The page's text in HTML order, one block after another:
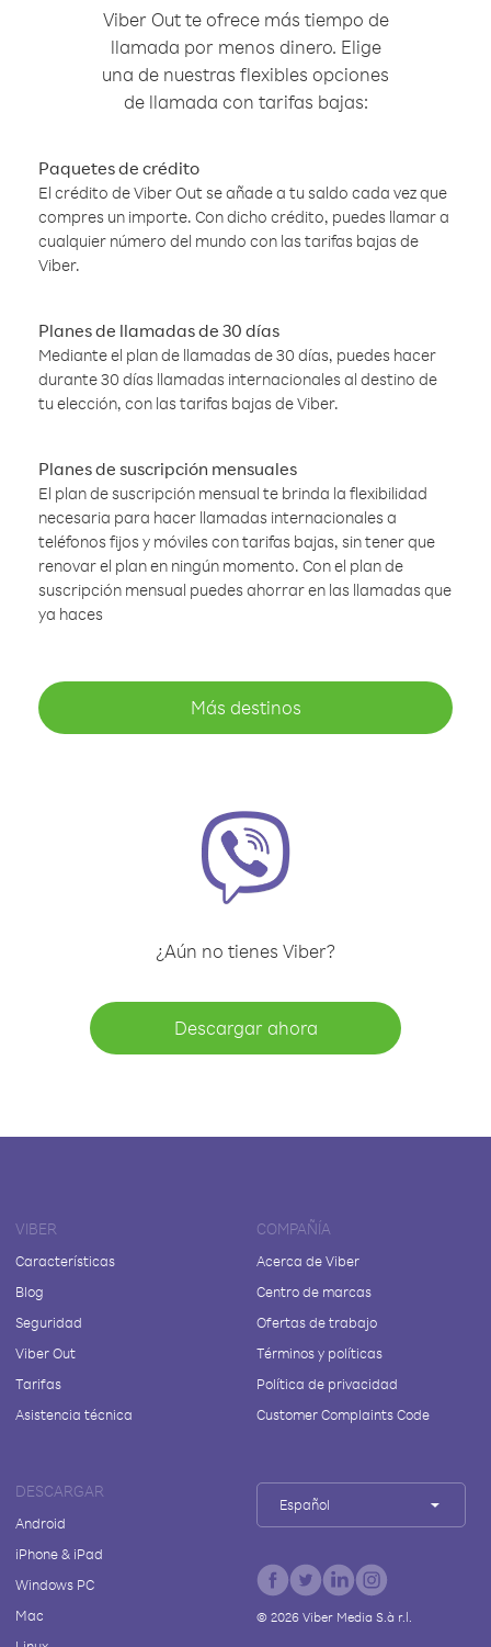
Viber Out te ofrece más tiempo de
llamada por menos dinero. Elige
una de nuestras flexibles opciones
de llamada con tarifas bajas:
Paquetes de crédito
El crédito de Viber Out se añade a tu saldo cada vez que
compres un importe. Con dicho crédito, puedes llamar a
cualquier número del mundo con las tarifas bajas de
Viber.
Planes de llamadas de 30 días
Mediante el plan de llamadas de 30 días, puedes hacer
durante 30 días llamadas internacionales al destino de
tu elección, con las tarifas bajas de Viber.
Planes de suscripción mensuales
El plan de suscripción mensual te brinda la flexibilidad
necesaria para hacer llamadas internacionales a
teléfonos fijos y móviles con tarifas bajas, sin tener que
renovar el plan en ningún momento. Con el plan de
suscripción mensual puedes ahorrar en las llamadas que
ya haces
Más destinos
¿Aún no tienes Viber?
Descargar ahora
VIBER
Características
Blog
Seguridad
Viber Out
Tarifas
Asistencia técnica
COMPAÑÍA
Acerca de Viber
Centro de marcas
Ofertas de trabajo
Términos y políticas
Política de privacidad
Customer Complaints Code
DESCARGAR
Android
iPhone & iPad
Windows PC
Mac
Español
© 2026Viber Media S.à r.l.